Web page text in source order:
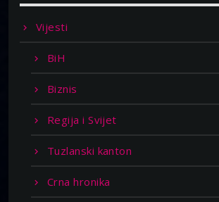
Vijesti
BiH
Biznis
Regija i Svijet
Tuzlanski kanton
Crna hronika